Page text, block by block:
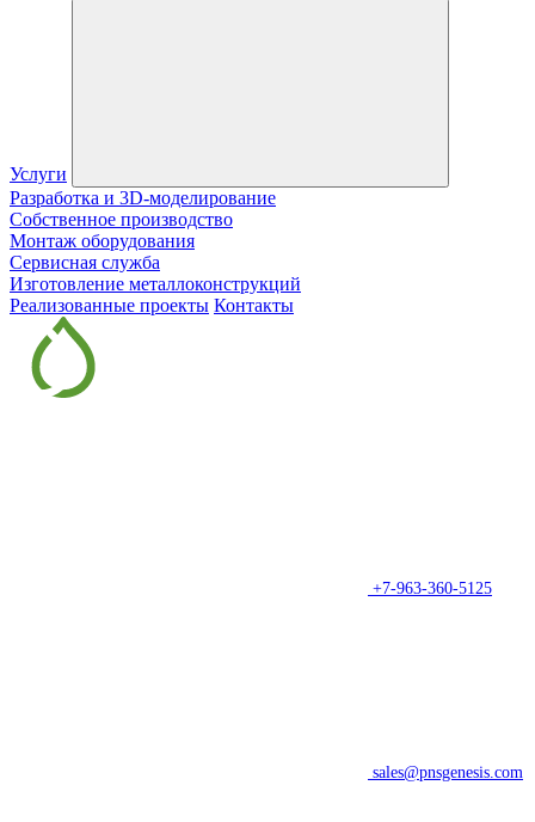
Услуги
Разработка и 3D-моделирование
Собственное производство
Монтаж оборудования
Сервисная служба
Изготовление металлоконструкций
Реализованные проекты Контакты
+7-963-360-5125
sales@pnsgenesis.com